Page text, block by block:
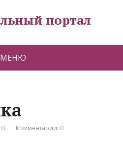
портал
МЕНЮ
Комментарии: 0